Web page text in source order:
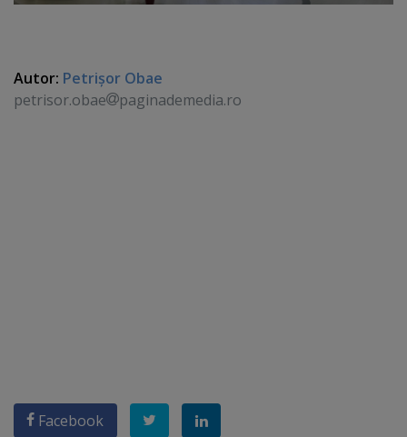
Autor: Petrişor Obae
petrisor.obae
paginademedia.ro
Facebook